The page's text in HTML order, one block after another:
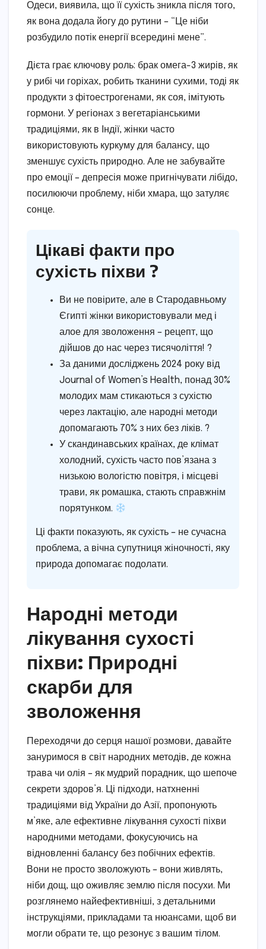
Одеси, виявила, що її сухість зникла після того,
як вона додала йогу до рутини – “Це ніби
розбудило потік енергії всередині мене”.
Дієта грає ключову роль: брак омега-3 жирів, як
у рибі чи горіхах, робить тканини сухими, тоді як
продукти з фітоестрогенами, як соя, імітують
гормони. У регіонах з вегетаріанськими
традиціями, як в Індії, жінки часто
використовують куркуму для балансу, що
зменшує сухість природно. Але не забувайте
про емоції – депресія може пригнічувати лібідо,
посилюючи проблему, ніби хмара, що затуляє
сонце.
Цікаві факти про
сухість піхви ?
Ви не повірите, але в Стародавньому
Єгипті жінки використовували мед і
алое для зволоження – рецепт, що
дійшов до нас через тисячоліття! ?
За даними досліджень 2024 року від
Journal of Women’s Health, понад 30%
молодих мам стикаються з сухістю
через лактацію, але народні методи
допомагають 70% з них без ліків. ?
У скандинавських країнах, де клімат
холодний, сухість часто пов’язана з
низькою вологістю повітря, і місцеві
трави, як ромашка, стають справжнім
порятунком.
Ці факти показують, як сухість – не сучасна
проблема, а вічна супутниця жіночності, яку
природа допомагає подолати.
Народні методи
лікування сухості
піхви: Природні
скарби для
зволоження
Переходячи до серця нашої розмови, давайте
зануримося в світ народних методів, де кожна
трава чи олія – як мудрий порадник, що шепоче
секрети здоров’я. Ці підходи, натхненні
традиціями від України до Азії, пропонують
м’яке, але ефективне лікування сухості піхви
народними методами, фокусуючись на
відновленні балансу без побічних ефектів.
Вони не просто зволожують – вони живлять,
ніби дощ, що оживляє землю після посухи. Ми
розглянемо найефективніші, з детальними
інструкціями, прикладами та нюансами, щоб ви
могли обрати те, що резонує з вашим тілом.